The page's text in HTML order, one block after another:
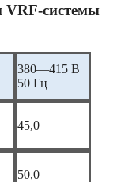
VRF-системы
380—415 В
50 Гц
45,0
50,0